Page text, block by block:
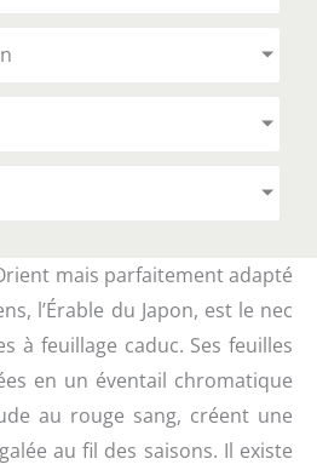
mais parfaitement adapté
l’Érable du Japon, est le nec
à feuillage caduc. Ses feuilles
en un éventail chromatique
au rouge sang, créent une
au fil des saisons. Il existe